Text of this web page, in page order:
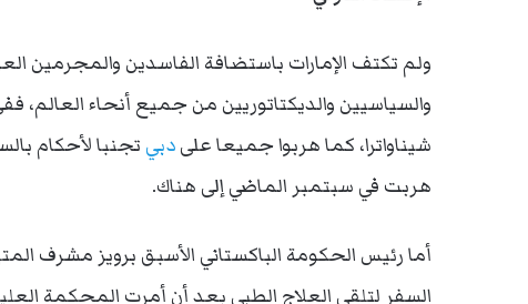
ولم تكتف الإمارات باستضافة الفاسدين والمجرمين
والسياسيين والديكتاتوريين من جميع أنحاء العالم،
شيناواترا، كما هربوا جميعا علىدبي تجنبا لأحكام
هربت في سبتمبر الماضي إلى هناك.
أما رئيس الحكومة الباكستاني الأسبق برويز مشرف
السفر لتلقي العلاج الطبي بعد أن أمرت المحكمة